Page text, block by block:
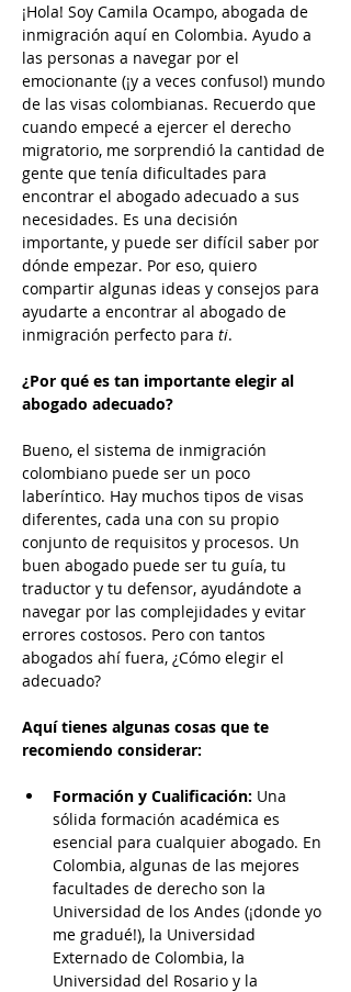
¡Hola! Soy Camila Ocampo, abogada de
inmigración aquí en Colombia. Ayudo a
las personas a navegar por el
emocionante (¡y a veces confuso!) mundo
de las visas colombianas. Recuerdo que
cuando empecé a ejercer el derecho
migratorio, me sorprendió la cantidad de
gente que tenía dificultades para
encontrar el abogado adecuado a sus
necesidades. Es una decisión
importante, y puede ser difícil saber por
dónde empezar. Por eso, quiero
compartir algunas ideas y consejos para
ayudarte a encontrar al abogado de
inmigración perfecto para ti.
¿Por qué es tan importante elegir al
abogado adecuado?
Bueno, el sistema de inmigración
colombiano puede ser un poco
laberíntico. Hay muchos tipos de visas
diferentes, cada una con su propio
conjunto de requisitos y procesos. Un
buen abogado puede ser tu guía, tu
traductor y tu defensor, ayudándote a
navegar por las complejidades y evitar
errores costosos. Pero con tantos
abogados ahí fuera, ¿Cómo elegir el
adecuado?
Aquí tienes algunas cosas que te
recomiendo considerar:
Formación y Cualificación: Una
sólida formación académica es
esencial para cualquier abogado. En
Colombia, algunas de las mejores
facultades de derecho son la
Universidad de los Andes (¡donde yo
me gradué!), la Universidad
Externado de Colombia, la
Universidad del Rosario y la